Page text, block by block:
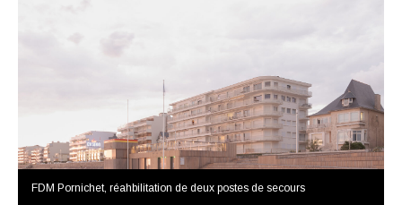
FDM Pornichet, réahbilitation de deux postes de secours